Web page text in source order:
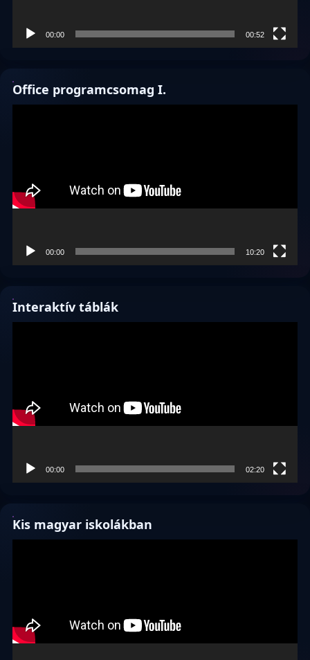
00:00 00:52
Office programcsomag I.
00:00 10:20
Interaktív táblák
00:00 02:20
Kis magyar iskolákban